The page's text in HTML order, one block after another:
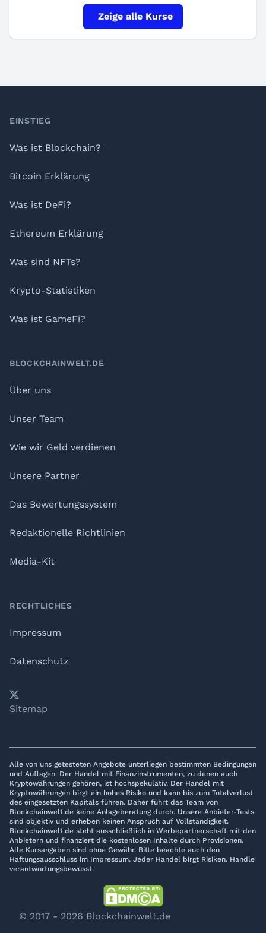
Zeige alle Kurse
Footer
EINSTIEG
Was ist Blockchain?
Bitcoin Erklärung
Was ist DeFi?
Ethereum Erklärung
Was sind NFTs?
Krypto-Statistiken
Was ist GameFi?
BLOCKCHAINWELT.DE
Über uns
Unser Team
Wie wir Geld verdienen
Unsere Partner
Das Bewertungssystem
Redaktionelle Richtlinien
Media-Kit
RECHTLICHES
Impressum
Datenschutz
YouTube
𝕏LinkedIn
Telegram
Sitemap
Alle von uns getesteten Angebote unterliegen bestimmten Bedingungen
und Auflagen. Der Handel mit Finanzinstrumenten, zu denen auch
Kryptowährungen gehören, ist hochspekulativ. Der Handel mit
Kryptowährungen birgt ein hohes Risiko und kann bis zum Totalverlust
des eingesetzten Kapitals führen. Daher führt das Team von
Blockchainwelt.de keine Anlageberatung durch. Unsere Anbieter-Tests
sind objektiv und erheben keinen Anspruch auf Vollständigkeit.
Blockchainwelt.de steht ausschließlich in Werbepartnerschaft mit den
Anbietern und finanziert die kostenlosen Inhalte durch Provisionen.
Alle Kursangaben sind ohne Gewähr. Bitte beachte auch den
Haftungsausschluss im Impressum. Jeder Handel birgt Risiken. Handle
verantwortungsbewusst.
© 2017 - 2026 Blockchainwelt.de